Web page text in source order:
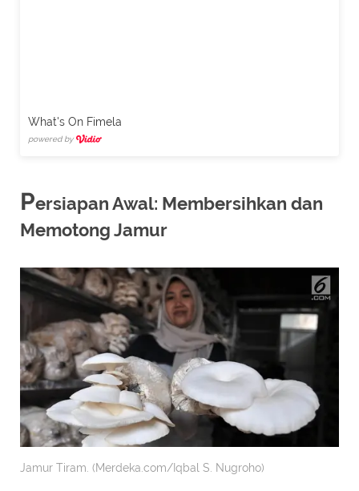
What's On Fimela
powered by
Persiapan Awal: Membersihkan dan
Memotong Jamur
Jamur Tiram. (Merdeka.com/Iqbal S. Nugroho)